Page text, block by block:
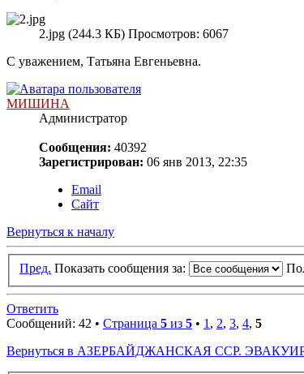
2.jpg (244.3 КБ) Просмотров: 6067
С уважением, Татьяна Евгеньевна.
МИШИНА
Администратор
Сообщения: 40392
Зарегистрирован: 06 янв 2013, 22:35
Email
Сайт
Вернуться к началу
Пред. Показать сообщения за:
Ответить
Сообщений: 42 • Страница 5 из 5 • 1 , 2, 3, 4, 5
Вернуться в АЗЕРБАЙДЖАНСКАЯ ССР.